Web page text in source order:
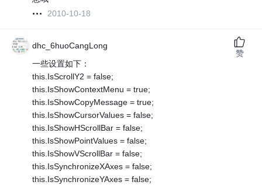
2010-10-18
dhc_6huoCangLong
一些设置如下：
this.IsScrollY2 = false;
this.IsShowContextMenu = true;
this.IsShowCopyMessage = true;
this.IsShowCursorValues = false;
this.IsShowHScrollBar = false;
this.IsShowPointValues = false;
this.IsShowVScrollBar = false;
this.IsSynchronizeXAxes = false;
this.IsSynchronizeYAxes = false;
赞